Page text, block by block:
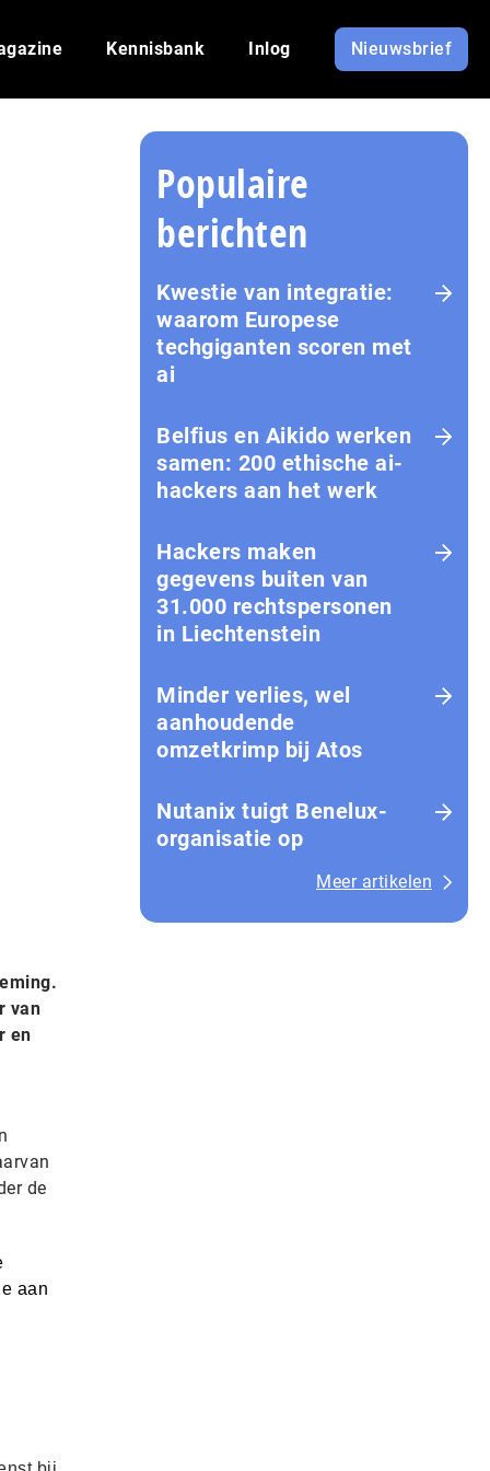
Kennisbank Inlog Nieuwsbrief
van
en
de
aan
Populaire
berichten
Kwestie van integratie:
waarom Europese
techgiganten scoren met
ai
Belfius en Aikido werken
samen: 200 ethische ai-
hackers aan het werk
Hackers maken
gegevens buiten van
31.000 rechtspersonen
in Liechtenstein
Minder verlies, wel
aanhoudende
omzetkrimp bij Atos
Nutanix tuigt Benelux-
organisatie op
Meer artikelen